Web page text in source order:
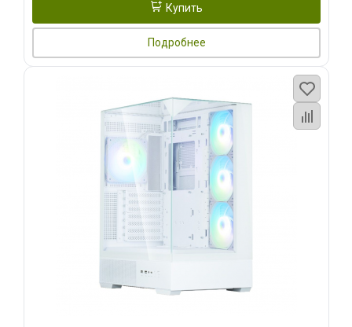
Купить
Подробнее